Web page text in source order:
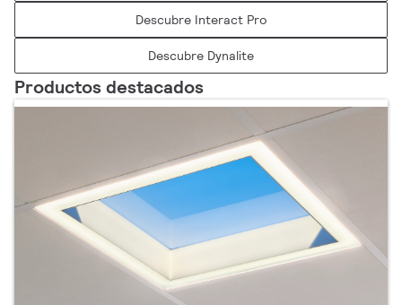
Descubre Interact Pro
Descubre Dynalite
Productos destacados